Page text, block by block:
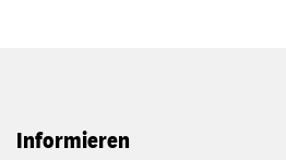
Informieren